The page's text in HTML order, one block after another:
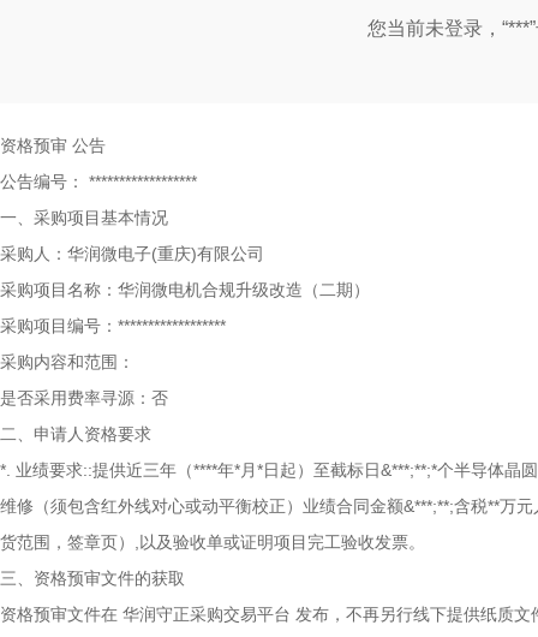
您当前未登录，
资格预审 公告
公告编号：
******************
一、采购项目基本情况
采购人：华润微电子(重庆)有限公司
采购项目名称：华润微电机合规升级改造（二期）
采购项目编号：******************
采购内容和范围：
是否采用费率寻源：否
二、申请人资格要求
*. 业绩要求::提供近三年（****年*月*日起）至截标日&***;**;*个半导体晶
维修（须包含红外线对心或动平衡校正）业绩合同金额&***;**;含税**万
货范围，签章页）,以及验收单或证明项目完工验收发票。
三、资格预审文件的获取
资格预审文件在 华润守正采购交易平台 发布，不再另行线下提供纸质